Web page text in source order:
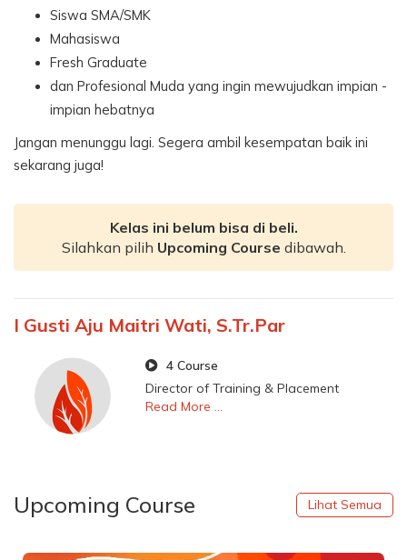
Siswa SMA/SMK
Mahasiswa
Fresh Graduate
dan Profesional Muda yang ingin mewujudkan impian -
impian hebatnya
Jangan menunggu lagi. Segera ambil kesempatan baik ini
sekarang juga!
Kelas ini belum bisa di beli.
Silahkan pilih Upcoming Course dibawah.
I Gusti Aju Maitri Wati, S.Tr.Par
4 Course
Director of Training & Placement
Read More ...
Upcoming Course Lihat Semua